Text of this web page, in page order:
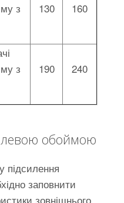
з
130 160
з
190 240
обоймою
підсилення
заповнити
зовнішнього